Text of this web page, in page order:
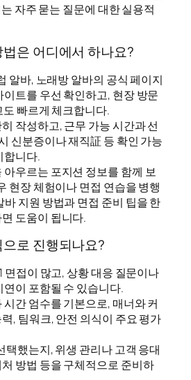
자주 묻는 질문에 대한 실용적
은 어디에서 하나요?
알바, 노래방 알바의 공식 페이지
이트를 우선 확인하고, 현장 방문
도 빠르게 체크합니다.
작성하고, 근무 가능 시간과 선
신분증이나 재직証 등 확인 가능
합니다.
아우르는 포지션 정보를 함께 보
현장 체험이나 면접 연습을 병행
바 지원 방법과 면접 준비 팁을 한
도움이 됩니다.
로 진행되나요?
면접이 많고, 상황 대응 질문이나
연이 포함될 수 있습니다.
시간 엄수를 기본으로, 매너와 커
, 팀워크, 안전 의식이 주요 평가
택했는지, 위생 관리나 고객 응대
방법 등을 구체적으로 준비하